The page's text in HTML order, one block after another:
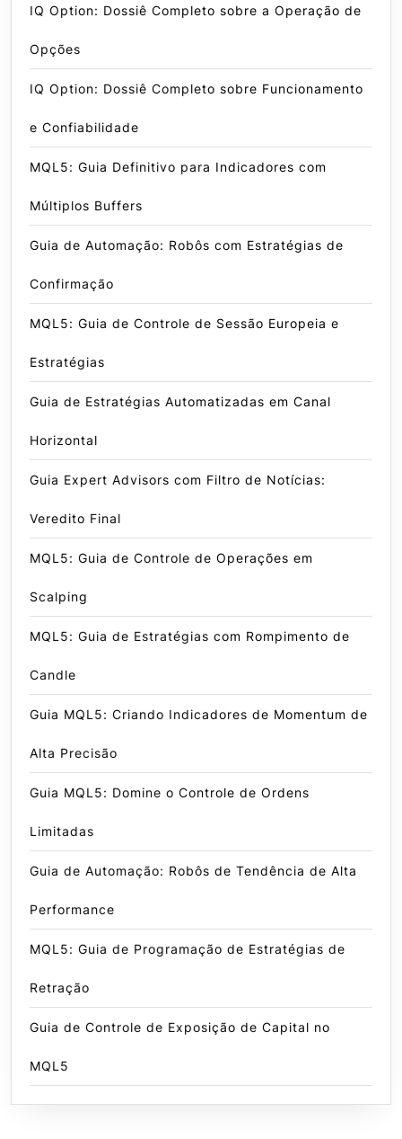
IQ Option: Dossiê Completo sobre a Operação de
Opções
IQ Option: Dossiê Completo sobre Funcionamento
e Confiabilidade
MQL5: Guia Definitivo para Indicadores com
Múltiplos Buffers
Guia de Automação: Robôs com Estratégias de
Confirmação
MQL5: Guia de Controle de Sessão Europeia e
Estratégias
Guia de Estratégias Automatizadas em Canal
Horizontal
Guia Expert Advisors com Filtro de Notícias:
Veredito Final
MQL5: Guia de Controle de Operações em
Scalping
MQL5: Guia de Estratégias com Rompimento de
Candle
Guia MQL5: Criando Indicadores de Momentum de
Alta Precisão
Guia MQL5: Domine o Controle de Ordens
Limitadas
Guia de Automação: Robôs de Tendência de Alta
Performance
MQL5: Guia de Programação de Estratégias de
Retração
Guia de Controle de Exposição de Capital no
MQL5